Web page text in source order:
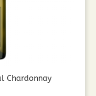
Chardonnay